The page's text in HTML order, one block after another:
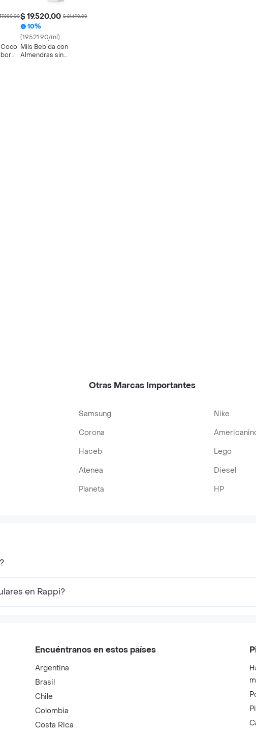
$ 19.520,00 $ 21.690,00
10%
(19521.90/ml)
Mils Bebida con
Almendras sin
Otras Marcas Importantes
Samsung Nike
Corona
Haceb Lego
Atenea Diesel
Planeta HP
en Rappi?
Encuéntranos en estos países
Argentina
Brasil
Chile
Colombia
Costa Rica